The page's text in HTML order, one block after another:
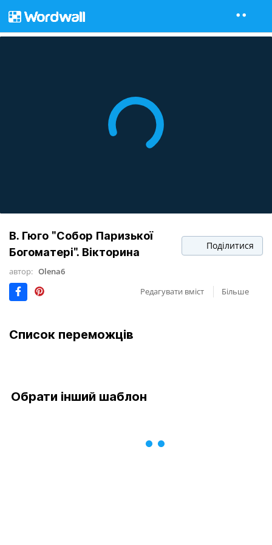
В. Гюго "Собор Паризької
Богоматері". Вікторина
Поділитися
автор: Olena6
Редагувати вміст
Більше
Список переможців
Обрати інший шаблон